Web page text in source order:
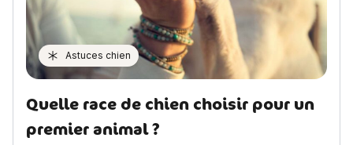
Astuces chien
Quelle race de chien choisir pour un
premier animal ?